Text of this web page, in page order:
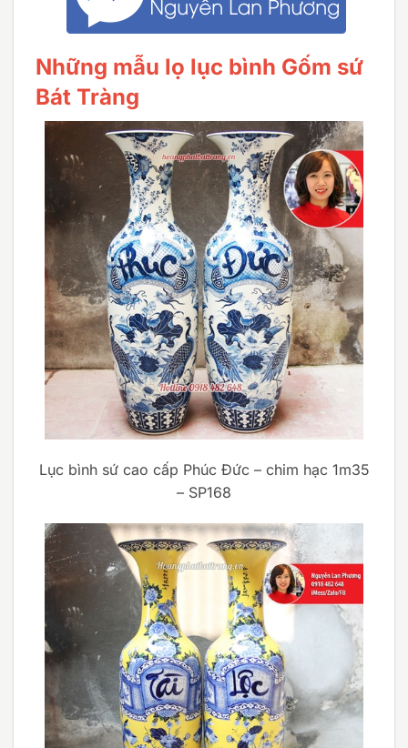
Những mẫu lọ lục bình Gốm sứ
Bát Tràng
Lục bình sứ cao cấp Phúc Đức – chim hạc 1m35
– SP168